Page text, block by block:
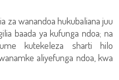
za wanandoa hukubaliana juu
baada ya kufunga ndoa; na
kutekeleza sharti hilo
aliyefunga ndoa, kwa